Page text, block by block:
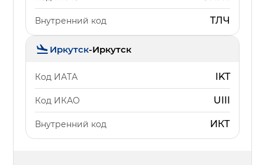
Внутренний код ТЛЧ
Иркутск-Иркутск
Код ИАТА IKT
Код ИКАО UIII
Внутренний код ИКТ